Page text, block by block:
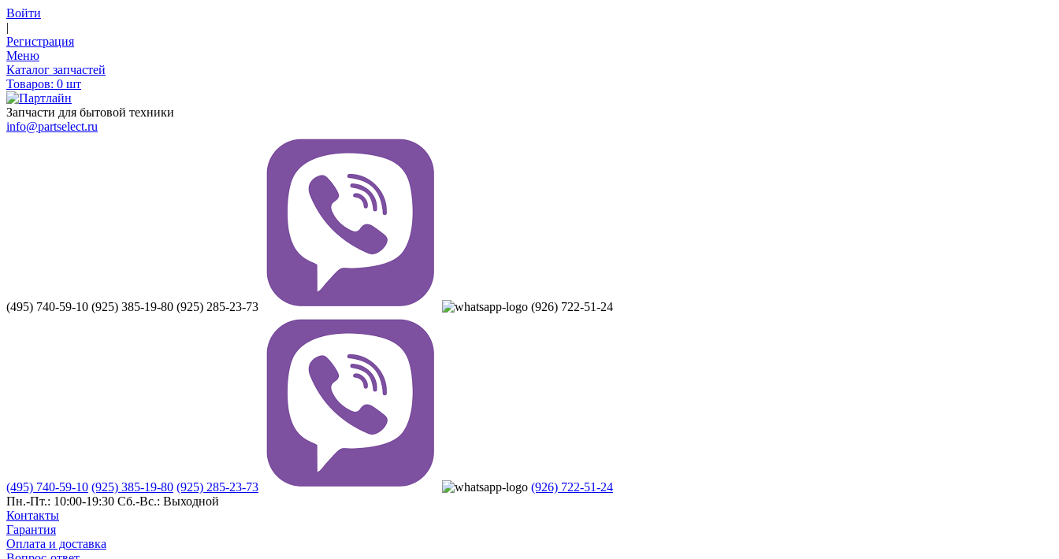
Войти
|
Регистрация
Меню
Каталог запчастей
Товаров: 0 шт
Запчасти для бытовой техники
info@partselect.ru
(495) 740-59-10 (925) 385-19-80 (925) 285-23-73 (926) 722-51-24
(495) 740-59-10 (925) 385-19-80 (925) 285-23-73
(926) 722-51-24
Пн.-Пт.: 10:00-19:30 Сб.-Вс.: Выходной
Контакты
Гарантия
Оплата и доставка